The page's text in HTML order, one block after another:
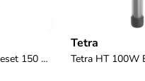
Eheim ThermoPreset 150 Watt Isıtıcı
Tetra